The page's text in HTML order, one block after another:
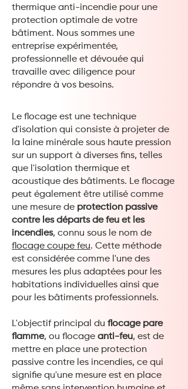
thermique anti-incendie pour une
protection optimale de votre
bâtiment. Nous sommes une
entreprise expérimentée,
professionnelle et dévouée qui
travaille avec diligence pour
répondre à vos besoins.
Le flocage est une technique
d'isolation qui consiste à projeter de
la laine minérale sous haute pression
sur un support à diverses fins, telles
que l'isolation thermique et
acoustique des bâtiments. Le flocage
peut également être utilisé comme
une mesure de protection passive
contre les départs de feu et les
incendies, connu sous le nom de
flocage coupe feu. Cette méthode
est considérée comme l'une des
mesures les plus adaptées pour les
habitations individuelles ainsi que
pour les bâtiments professionnels.
L'objectif principal du flocage pare
flamme, ou flocage anti-feu, est de
mettre en place une protection
passive contre les incendies, ce qui
signifie qu'une mesure est en place